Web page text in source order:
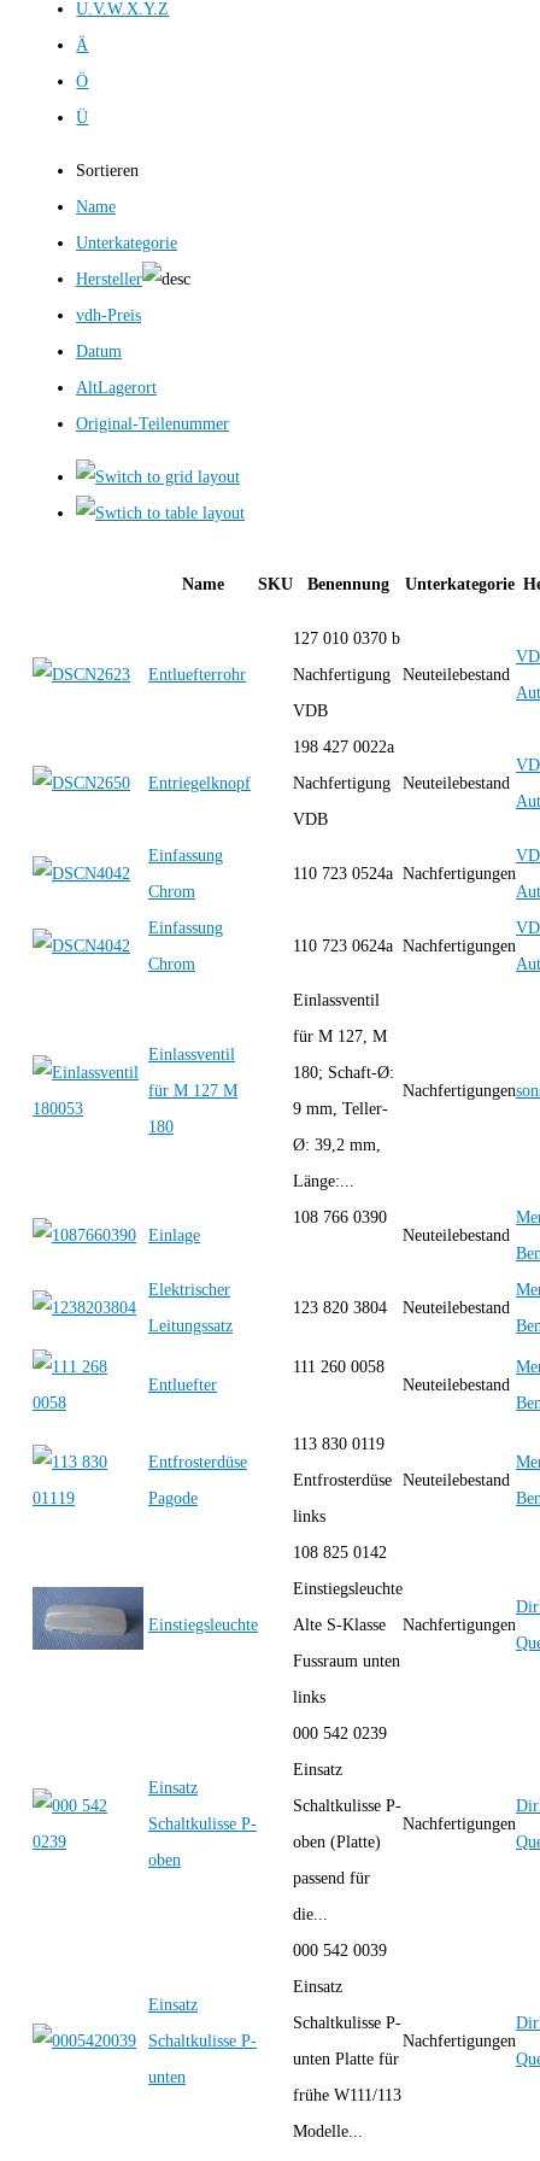
U.V.W.X.Y.Z
Ä
Ö
Ü
Sortieren
Name
Unterkategorie
Hersteller
vdh-Preis
Datum
AltLagerort
Original-Teilenummer
Name SKU Benennung Unterkategorie
Entluefterrohr
127 010 0370 b
Nachfertigung
VDB
Neuteilebestand
Entriegelknopf
198 427 0022a
Nachfertigung
VDB
Neuteilebestand
Einfassung
Chrom
110 723 0524a Nachfertigungen
Einfassung
Chrom
110 723 0624a Nachfertigungen
Einlassventil
für M 127 M
180
Einlassventil
für M 127, M
180; Schaft-Ø:
9 mm, Teller-
Ø: 39,2 mm,
Länge:...
Nachfertigungen
Einlage
108 766 0390
Neuteilebestand
Elektrischer
Leitungssatz
123 820 3804 Neuteilebestand
Entluefter
111 260 0058
Neuteilebestand
Entfrosterdüse
Pagode
113 830 0119
Entfrosterdüse
links
Neuteilebestand
Einstiegsleuchte
108 825 0142
Einstiegsleuchte
Alte S-Klasse
Fussraum unten
links
Nachfertigungen
Einsatz
Schaltkulisse P-
oben
000 542 0239
Einsatz
Schaltkulisse P-
oben (Platte)
passend für
die...
Nachfertigungen
Einsatz
Schaltkulisse P-
unten
000 542 0039
Einsatz
Schaltkulisse P-
unten Platte für
frühe W111/113
Modelle...
Nachfertigungen